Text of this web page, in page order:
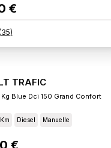
€
35)
TRAFIC
Kg Blue Dci 150 Grand Confort
Diesel Manuelle
€